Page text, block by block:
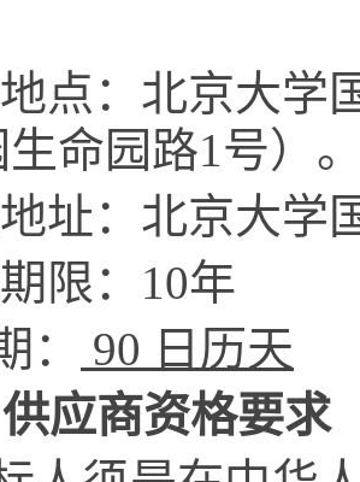
点：北京大学
命园路1号）
址：北京大学
限： 10年
： 90 日历天
应商资格要求